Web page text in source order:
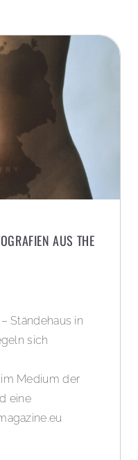
AUS THE
Ständehaus in
sich
Medium der
eine